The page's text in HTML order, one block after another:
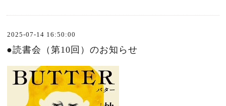
2025-07-14 16:50:00
●読書会（第10回）のお知らせ